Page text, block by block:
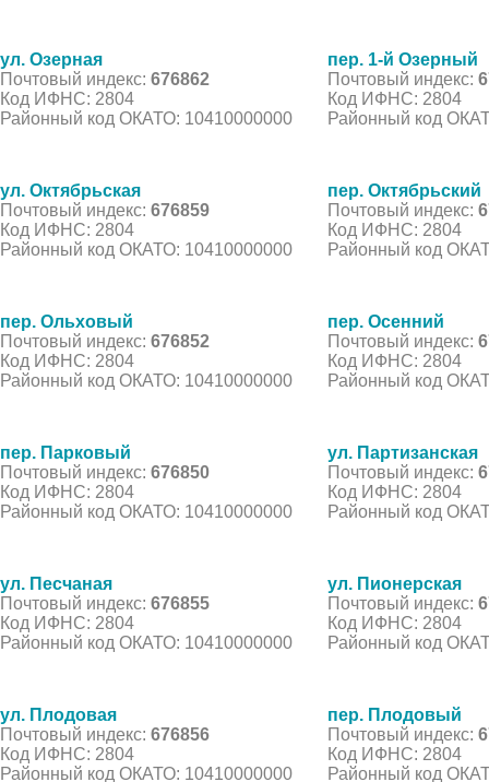
ул. Озерная
Почтовый индекс: 676862
Код ИФНС: 2804
Районный код ОКАТО: 10410000000
пер. 1-й Озерный
Почтовый индекс:
Код ИФНС: 2804
Районный код
ул. Октябрьская
Почтовый индекс: 676859
Код ИФНС: 2804
Районный код ОКАТО: 10410000000
пер. Октябрьский
Почтовый индекс:
Код ИФНС: 2804
Районный код
пер. Ольховый
Почтовый индекс: 676852
Код ИФНС: 2804
Районный код ОКАТО: 10410000000
пер. Осенний
Почтовый индекс:
Код ИФНС: 2804
Районный код
пер. Парковый
Почтовый индекс: 676850
Код ИФНС: 2804
Районный код ОКАТО: 10410000000
ул. Партизанская
Почтовый индекс:
Код ИФНС: 2804
Районный код
ул. Песчаная
Почтовый индекс: 676855
Код ИФНС: 2804
Районный код ОКАТО: 10410000000
ул. Пионерская
Почтовый индекс:
Код ИФНС: 2804
Районный код
ул. Плодовая
Почтовый индекс: 676856
Код ИФНС: 2804
Районный код ОКАТО: 10410000000
пер. Плодовый
Почтовый индекс:
Код ИФНС: 2804
Районный код